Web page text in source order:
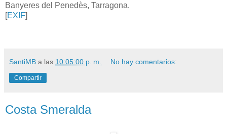
Banyeres del Penedès, Tarragona.
[EXIF]
SantiMB a las 10:05:00 p. m. No hay comentarios:
Compartir
Costa Smeralda